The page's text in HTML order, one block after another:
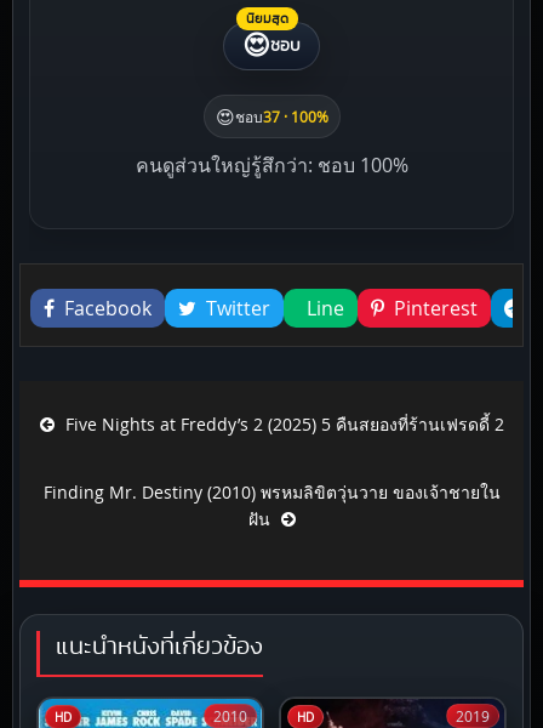
นิยมสุด
😍ชอบ
😍ชอบ37 · 100%
คนดูส่วนใหญ่รู้สึกว่า: ชอบ 100%
Liked this
Facebook
Twitter Line Pinterest
Post navigation
Five Nights at Freddy’s 2 (2025) 5 คืนสยองที่ร้านเฟรดดี้ 2
Finding Mr. Destiny (2010) พรหมลิขิตวุ่นวาย ของเจ้าชายใน
ฝัน
แนะนำหนังที่เกี่ยวข้อง
HD 2010 HD 2019